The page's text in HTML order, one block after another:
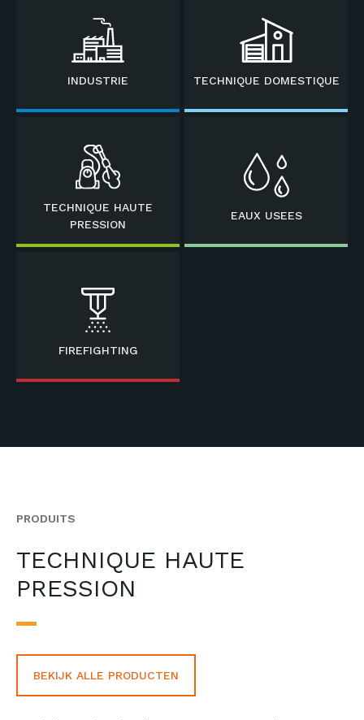
INDUSTRIE TECHNIQUE DOMESTIQUE
TECHNIQUE HAUTE
PRESSION
EAUX USEES
FIREFIGHTING
PRODUITS
TECHNIQUE HAUTE
PRESSION
BEKIJK ALLE PRODUCTEN